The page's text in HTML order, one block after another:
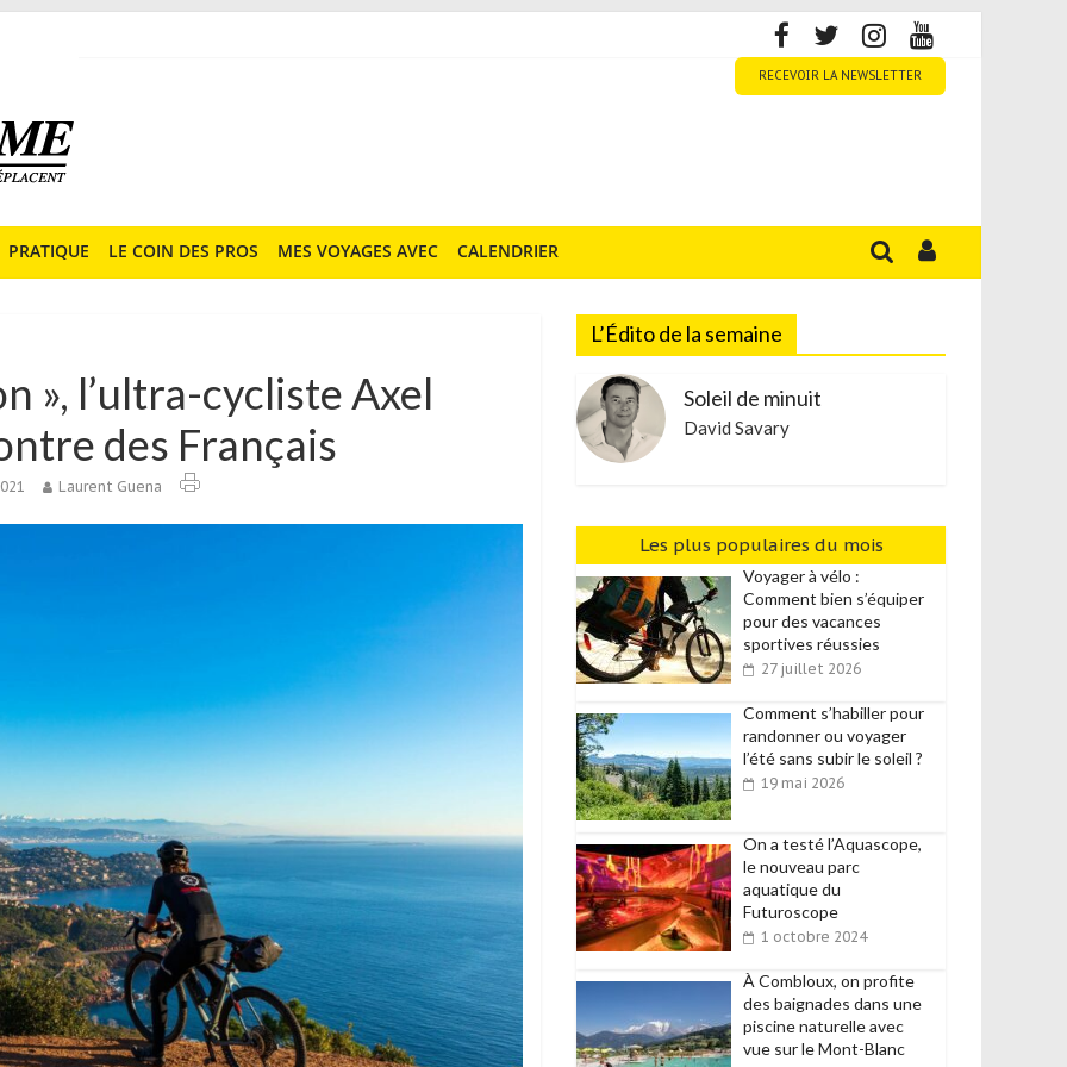
RECEVOIR LA NEWSLETTER
PRATIQUE LE COIN DES PROS MES VOYAGES AVEC CALENDRIER
», l’ultra-cycliste Axel
des Français
Laurent Guena
L’Édito de la semaine
Soleil de minuit
David Savary
Les plus populaires du mois
Voyager à vélo :
Comment bien s’équiper
pour des vacances
sportives réussies
27 juillet 2026
Comment s’habiller pour
randonner ou voyager
l’été sans subir le soleil ?
19 mai 2026
On a testé l’Aquascope,
le nouveau parc
aquatique du
Futuroscope
1 octobre 2024
À Combloux, on profite
des baignades dans une
piscine naturelle avec
vue sur le Mont-Blanc